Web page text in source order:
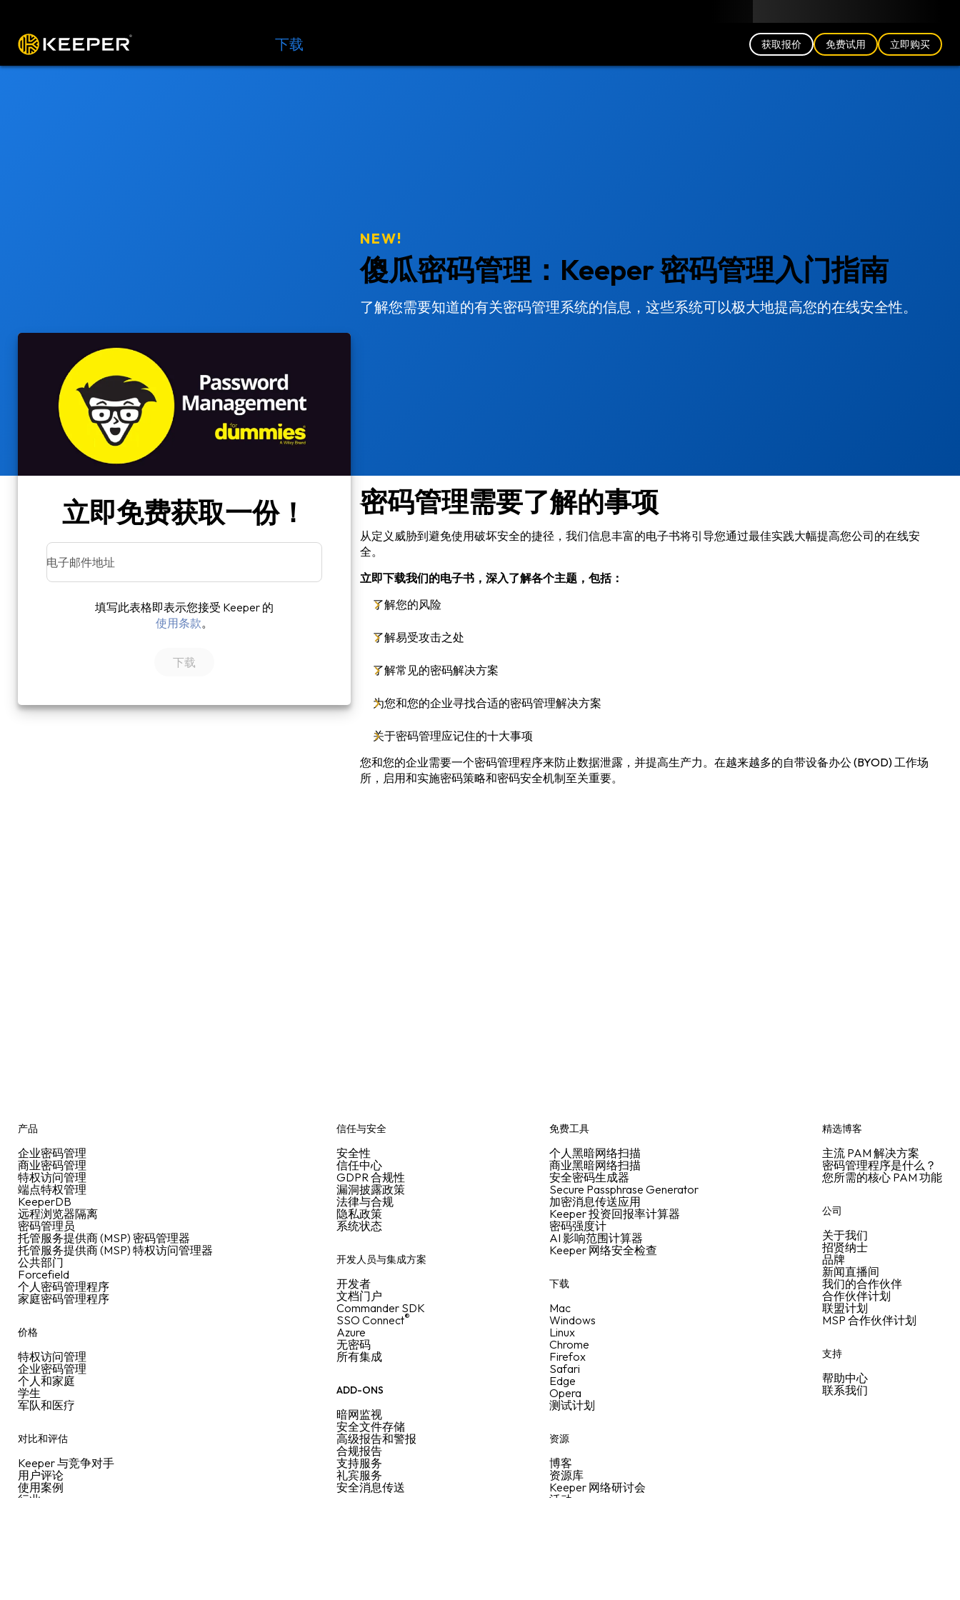
下载 获取报价 免费试用 立即购买
NEW!
傻瓜密码管理：Keeper 密码管理入门指南
了解您需要知道的有关密码管理系统的信息，这些系统可以极大地提高您的在线安全性。
立即免费获取一份！
电子邮件地址
填写此表格即表示您接受 Keeper 的
使用条款。
密码管理需要了解的事项
从定义威胁到避免使用破坏安全的捷径，我们信息丰富的电子书将引导您通过最佳实践大幅提高您公司的在线安
全。
立即下载我们的电子书，深入了解各个主题，包括：
了解您的风险
了解易受攻击之处
了解常见的密码解决方案
为您和您的企业寻找合适的密码管理解决方案
关于密码管理应记住的十大事项
您和您的企业需要一个密码管理程序来防止数据泄露，并提高生产力。在越来越多的自带设备办公 (BYOD) 工作场
所，启用和实施密码策略和密码安全机制至关重要。
产品
企业密码管理
商业密码管理
特权访问管理
端点特权管理
KeeperDB
远程浏览器隔离
密码管理员
托管服务提供商 (MSP) 密码管理器
托管服务提供商 (MSP) 特权访问管理器
公共部门
Forcefield
个人密码管理程序
家庭密码管理程序
价格
特权访问管理
企业密码管理
个人和家庭
学生
军队和医疗
对比和评估
Keeper 与竞争对手
用户评论
使用案例
行业
信任与安全
安全性
信任中心
GDPR 合规性
漏洞披露政策
法律与合规
隐私政策
系统状态
开发人员与集成方案
开发者
文档门户
Commander SDK
SSO Connect®
Azure
无密码
所有集成
ADD-ONS
暗网监视
安全文件存储
高级报告和警报
合规报告
支持服务
礼宾服务
安全消息传送
免费工具
个人黑暗网络扫描
商业黑暗网络扫描
安全密码生成器
Secure Passphrase Generator
加密消息传送应用
Keeper 投资回报率计算器
密码强度计
AI 影响范围计算器
Keeper 网络安全检查
下载
Mac
Windows
Linux
Chrome
Firefox
Safari
Edge
Opera
测试计划
资源
博客
资源库
Keeper 网络研讨会
活动
精选博客
主流 PAM 解决方案
密码管理程序是什么？
您所需的核心 PAM 功能
公司
关于我们
招贤纳士
品牌
新闻直播间
我们的合作伙伴
合作伙伴计划
联盟计划
MSP 合作伙伴计划
支持
帮助中心
联系我们